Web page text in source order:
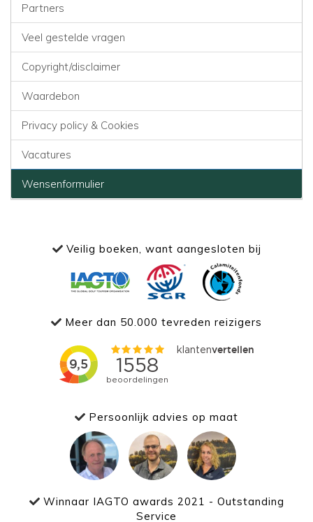
Partners
Veel gestelde vragen
Copyright/disclaimer
Waardebon
Privacy policy & Cookies
Vacatures
Wensenformulier
Veilig boeken, want aangesloten bij
Meer dan 50.000 tevreden reizigers
Persoonlijk advies op maat
Winnaar IAGTO awards 2021 - Outstanding
Service